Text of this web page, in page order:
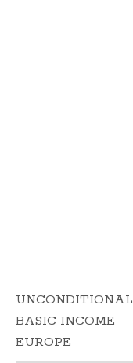
UNCONDITIONAL
BASIC INCOME
EUROPE